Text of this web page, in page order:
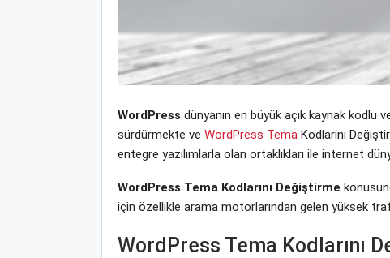
WordPress dünyanın en büyük açık kaynak kodlu
sürdürmekte ve WordPress TemaKodlarını
entegre yazılımlarla olan ortaklıkları ile internet
WordPress Tema Kodlarını Değiştirme
için özellikle arama motorlarından gelen yüksek
WordPress Tema Kodlarını